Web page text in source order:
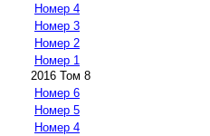
Номер 4
Номер 3
Номер 2
Номер 1
2016 Том 8
Номер 6
Номер 5
Номер 4